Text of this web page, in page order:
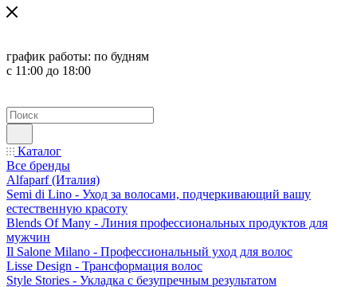
график работы: по будням
с 11:00 до 18:00
Каталог
Все бренды
Alfaparf (Италия)
Semi di Lino - Уход за волосами, подчеркивающий вашу
естественную красоту
Blends Of Many - Линия профессиональных продуктов для
мужчин
Il Salone Milano - Профессиональный уход для волос
Lisse Design - Трансформация волос
Style Stories - Укладка с безупречным результатом